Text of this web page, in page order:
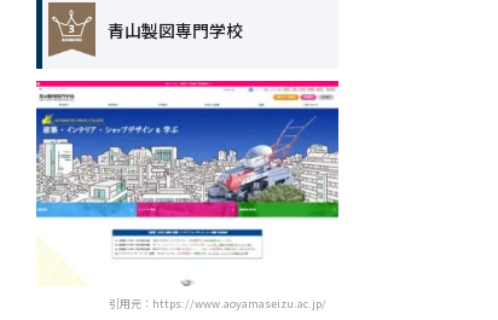
青山製図専門学校
引用元：https://www.aoyamaseizu.ac.jp/